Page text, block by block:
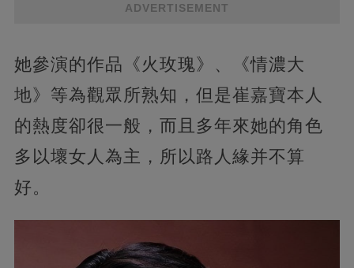
ADVERTISEMENT
她參演的作品《火玫瑰》、《情濃大
地》等為觀眾所熟知，但是崔嘉寶本人
的熱度卻很一般，而且多年來她的角色
多以壞女人為主，所以路人緣并不算
好。